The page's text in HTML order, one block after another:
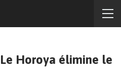
Horoya élimine le